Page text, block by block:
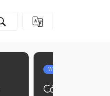
Windows
Cómo